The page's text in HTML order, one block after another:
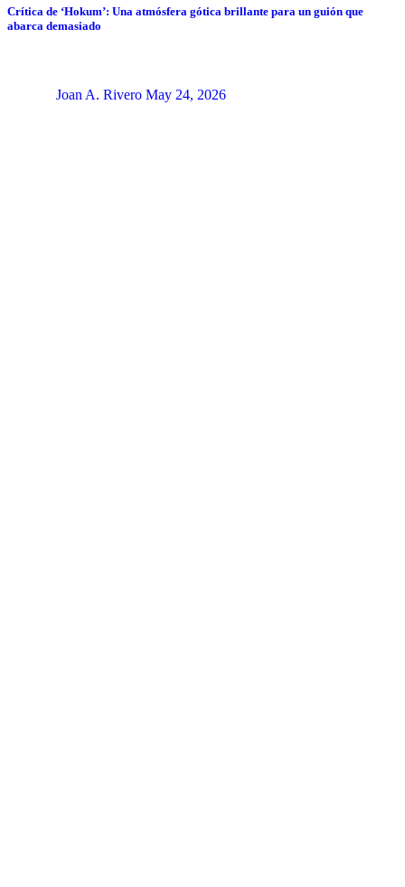
Crítica de ‘Hokum’: Una atmósfera gótica brillante para un guión que
abarca demasiado
Joan A. Rivero May 24, 2026